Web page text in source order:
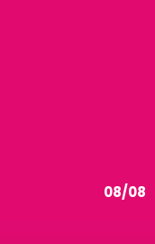
08/08